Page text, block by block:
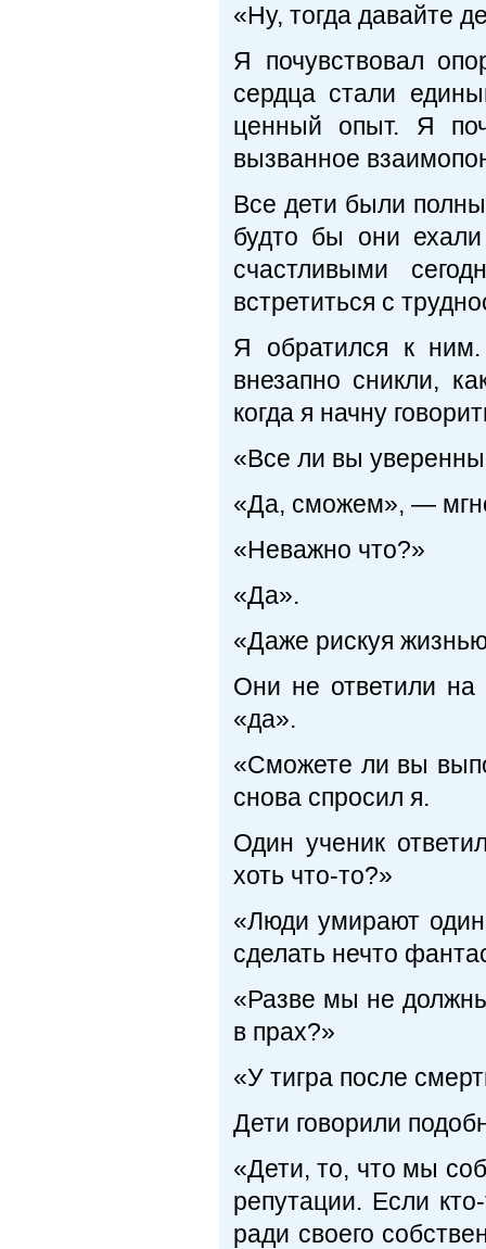
«Ну, тогда давайте
Я почувствовал
сердца стали
ценный опыт. Я
вызванное
Все дети были
будто бы они
счастливыми
встретиться с
Я обратился к
внезапно сникли,
когда я начну
«Все ли вы
«Да, сможем», —
«Неважно что?»
«Да».
«Даже рискуя
Они не ответили
«да».
«Сможете ли вы
снова спросил я.
Один ученик
хоть что-то?»
«Люди умирают
сделать нечто
«Разве мы не
в прах?»
«У тигра после
Дети говорили
«Дети, то, что мы
репутации. Если
ради своего